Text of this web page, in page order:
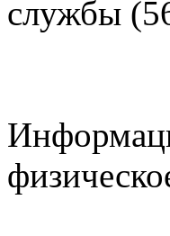
службы